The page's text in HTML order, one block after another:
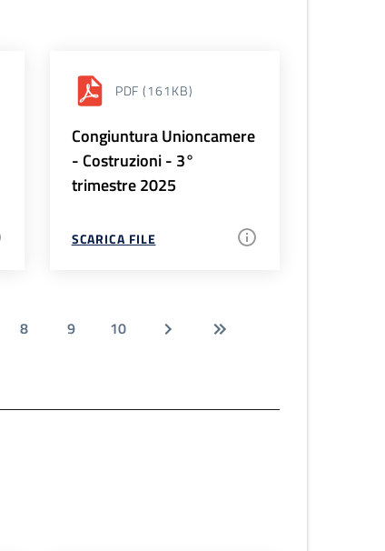
PDF (161KB)
Congiuntura Unioncamere
- Costruzioni - 3°
trimestre 2025
SCARICA FILE
8 9 10